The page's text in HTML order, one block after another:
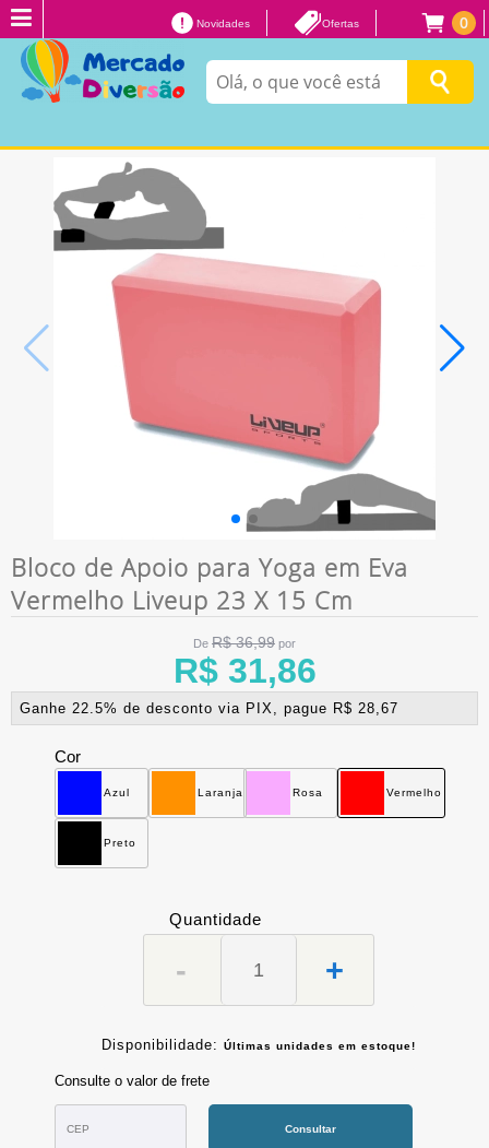
0
Novidades Ofertas
Bloco de Apoio para Yoga em Eva
Vermelho Liveup 23 X 15 Cm
De R$ 36,99 por
R$ 31,86
Ganhe 22.5% de desconto via PIX, pague R$ 28,67
Cor
Azul Laranja Rosa Vermelho
Preto
Quantidade
- +
Disponibilidade: Últimas unidades em estoque!
Consulte o valor de frete
Consultar